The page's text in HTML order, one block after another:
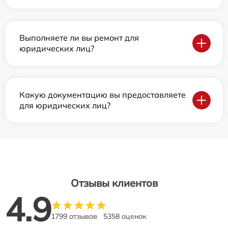
Выполняете ли вы ремонт для
юридических лиц?
Какую документацию вы предоставляете
для юридических лиц?
Отзывы клиентов
4.91799 отзывов 5358 оценок